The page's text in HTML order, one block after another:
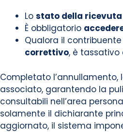
Lo stato della ricevuta
È obbligatorio
Qualora il
correttivo, è tassativo
Completato
associato, garantendo la
consultabili nell’area
solamente il dichiarante
aggiornato, il sistema